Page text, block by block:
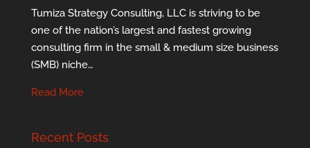
Tumiza Strategy Consulting, LLC is striving to be
one of the nation’s largest and fastest growing
consulting firm in the small & medium size business
(SMB) niche…
Read More
Recent Posts